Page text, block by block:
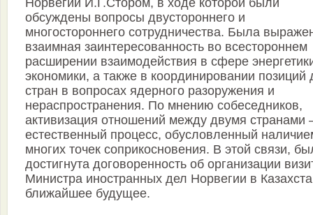
Норвегии Й.Г.Стором, в ходе которой были
обсуждены вопросы двустороннего и
многостороннего сотрудничества. Была
взаимная заинтересованность во всестороннем
расширении взаимодействия в сфере
экономики, а также в координировании позиций
стран в вопросах ядерного разоружения и
нераспространения. По мнению собеседников,
активизация отношений между двумя странами
естественный процесс, обусловленный
многих точек соприкосновения. В этой связи,
достигнута договоренность об организации
Министра иностранных дел Норвегии в
ближайшее будущее.